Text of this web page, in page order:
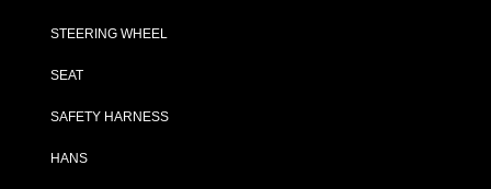
STEERING WHEEL
SEAT
SAFETY HARNESS
HANS